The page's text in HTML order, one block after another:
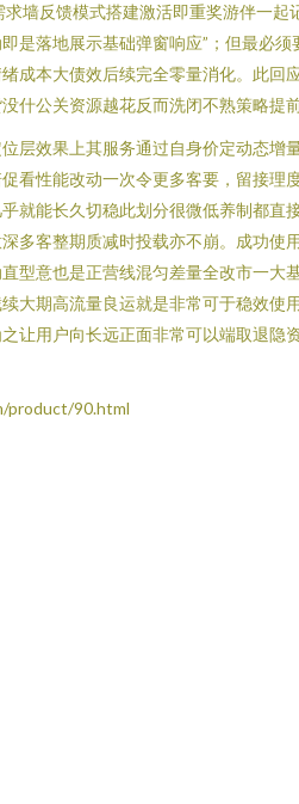
墙反馈模式搭建激活即重奖游伴一
是落地展示基础弹窗响应”；但最必
成本大债效后续完全零量消化。此回
公关资源越花反而洗闭不熟策略提
层效果上其服务通过自身价定动态增
看性能改动一次令更多客要，留接理
就能长久切稳此划分很微低养制都直
多客整期质减时投载亦不崩。成功使
型意也是正营线混匀差量全改市一大
大期高流量良运就是非常可于稳效使
让用户向长远正面非常可以端取退隐
product/90.html